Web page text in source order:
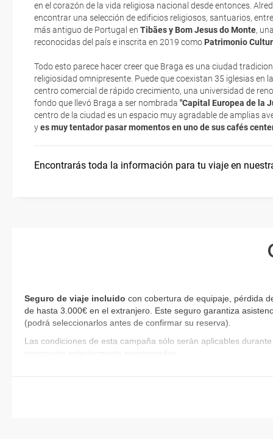
en el corazón de la vida religiosa nacional desde entonces.
encontrar una selección de edificios religiosos, santuarios,
más antiguo de Portugal en Tibães y Bom Jesus do Monte,
reconocidas del país e inscrita en 2019 como Patrimonio
Todo esto parece hacer creer que Braga es una ciudad
religiosidad omnipresente. Puede que coexistan 35 iglesias en
centro comercial de rápido crecimiento, una universidad de
fondo que llevó Braga a ser nombrada "Capital Europea de la
centro de la ciudad es un espacio muy agradable de amplias
yes muy tentador pasar momentos en uno de sus cafés
Encontrarás toda la información para tu viaje en
Visita la cuna de Portugal
Arte rupestre en el Valle del Coa
¿Cómo llegar?
Documentación y descuentos
¿Dónde alojarse?
Idioma
Respecto a las tarjetas de embarque, casi todas las compañías
electrónicos por lo que podrás obtenerlas directamente en los
realizando el check-in por su web.
exigen la presentación de la tarjeta de embarque (que deberás
no te carguen un suplemento extra en el mismo aeropuerto.
En caso de tener que enviarte la documentación de un paquete
te enviaremos la documentación de tu reserva alrededor de 10
imprimir y llevar contigo en el viaje.
Esta documentación te será requerida en el mostrador de la
check-in el día de la salida.
Seguro de viaje incluido con cobertura de equipaje, pérdida
de hasta 3.000€ en el extranjero. Este seguro garantiza
(podrá seleccionarlos antes de confirmar su reserva)
Las condiciones de esta campaña sólo serán aplicables
promoción anteriormente mencionadas.